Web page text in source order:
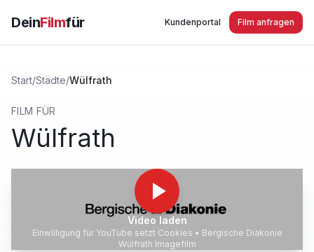
DeinFilmfür Kundenportal Film anfragen
Start/Städte/Wülfrath
FILM FÜR
Wülfrath
Video laden
Einwilligung für YouTube setzt Cookies • Bergische Diakonie
Wülfrath Imagefilm